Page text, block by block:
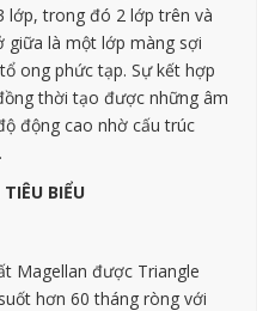
lớp, trong đó 2 lớp trên và
giữa là một lớp màng sợi
ong phức tạp. Sự kết hợp
thời tạo được những âm
động cao nhờ cấu trúc
BIỂU
Magellan được Triangle
hơn 60 tháng ròng với